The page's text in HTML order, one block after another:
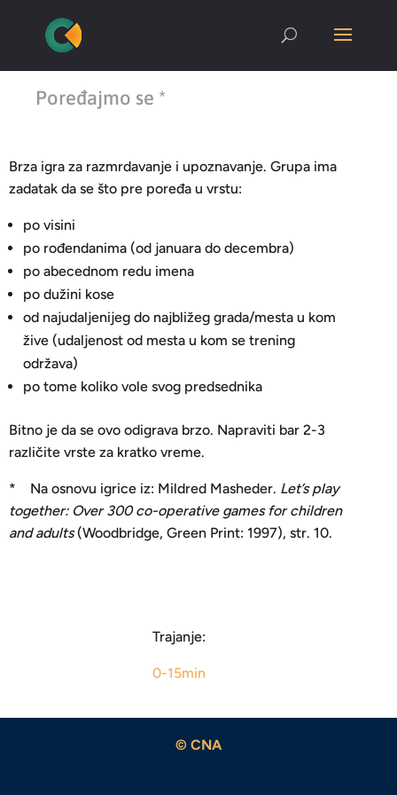
Poređajmo se *
Brza igra za razmrdavanje i upoznavanje. Grupa ima
zadatak da se što pre poređa u vrstu:
po visini
po rođendanima (od januara do decembra)
po abecednom redu imena
po dužini kose
od najudaljenijeg do najbližeg grada/mesta u kom
žive (udaljenost od mesta u kom se trening
održava)
po tome koliko vole svog predsednika
Bitno je da se ovo odigrava brzo. Napraviti bar 2-3
različite vrste za kratko vreme.
* Na osnovu igrice iz: Mildred Masheder. Let’s play
together: Over 300 co-operative games for children
andadults(Woodbridge, Green Print: 1997), str. 10.
Trajanje:
0-15min
© CNA